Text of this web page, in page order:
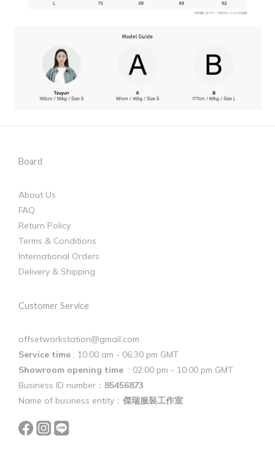
Board
About Us
FAQ
Return Policy
Terms & Conditions
International Orders
Delivery & Shipping
Customer Service
offsetworkstation@gmail.com
Service time : 10:00 am - 06:30 pm GMT
Showroom opening time : 02:00 pm - 10:00 pm GMT
Business ID number： 85456873
Name of business entity： 傑瑞服裝工作室